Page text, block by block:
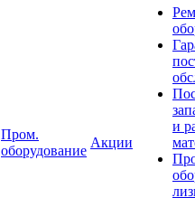
Пром.
оборудование
Акции
и